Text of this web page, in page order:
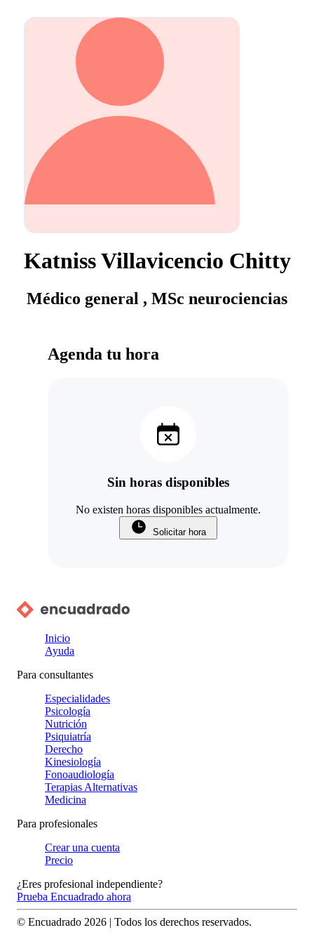
Katniss Villavicencio Chitty
Médico general , MSc neurociencias
Agenda tu hora
Sin horas disponibles
No existen horas disponibles actualmente.
Solicitar hora
Inicio
Ayuda
Para consultantes
Especialidades
Psicología
Nutrición
Psiquiatría
Derecho
Kinesiología
Fonoaudiología
Terapias Alternativas
Medicina
Para profesionales
Crear una cuenta
Precio
¿Eres profesional independiente?
Prueba Encuadrado ahora
© Encuadrado 2026 | Todos los derechos reservados.